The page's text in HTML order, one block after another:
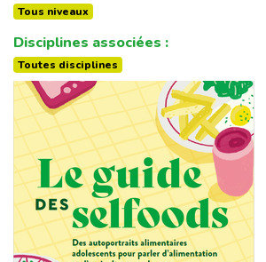
Tous niveaux
Disciplines associées :
Toutes disciplines